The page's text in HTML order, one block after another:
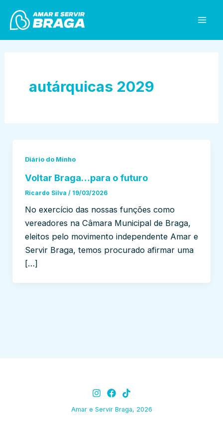
content
autárquicas 2029
Diário do Minho
Voltar Braga…para o futuro
Ricardo Silva / 19/03/2026
No exercício das nossas funções como
vereadores na Câmara Municipal de Braga,
eleitos pelo movimento independente Amar e
Servir Braga, temos procurado afirmar uma
[…]
Amar e Servir Braga, 2026